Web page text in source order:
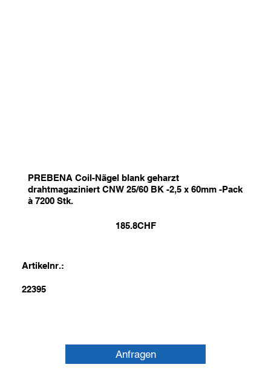
PREBENA Coil-Nägel blank geharzt
drahtmagaziniert CNW 25/60 BK -2,5 x 60mm -Pack
à 7200 Stk.
185.8CHF
Artikelnr.:
22395
Anfragen